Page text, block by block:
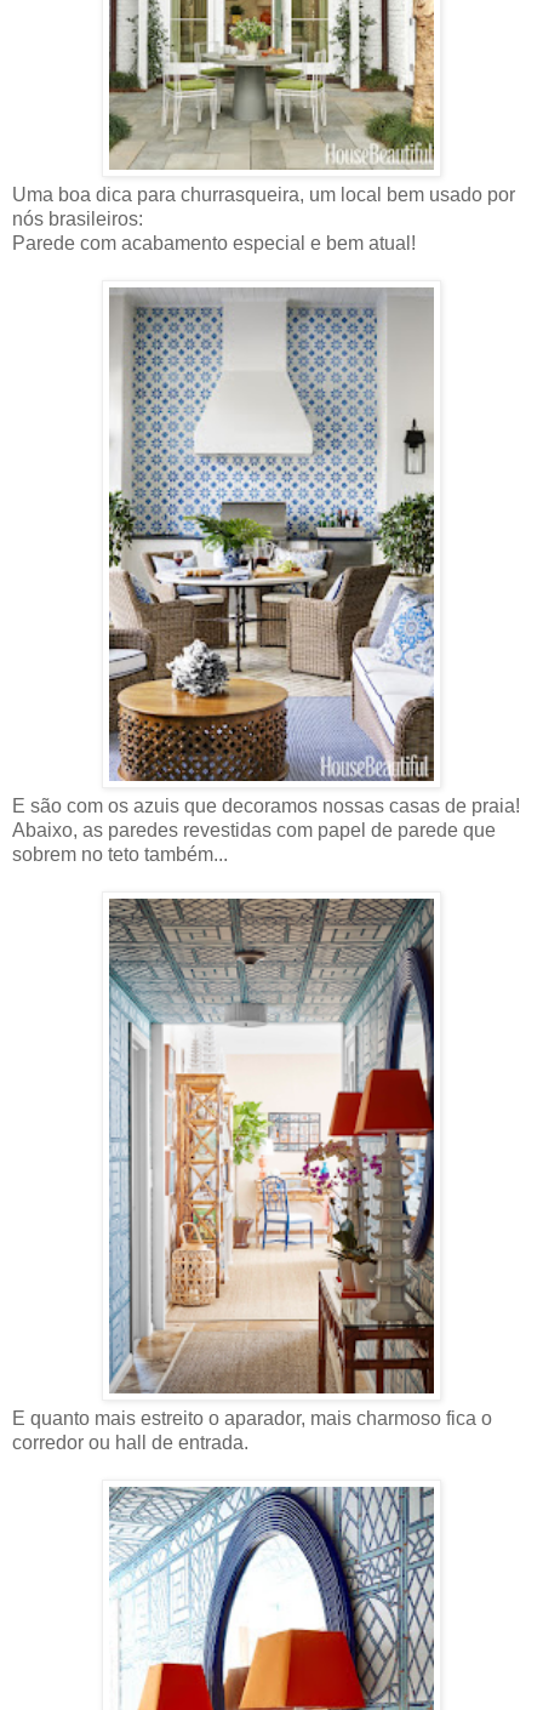
Uma boa dica para churrasqueira, um local bem usado por
nós brasileiros:
Parede com acabamento especial e bem atual!
E são com os azuis que decoramos nossas casas de praia!
Abaixo, as paredes revestidas com papel de parede que
sobrem no teto também...
E quanto mais estreito o aparador, mais charmoso fica o
corredor ou hall de entrada.